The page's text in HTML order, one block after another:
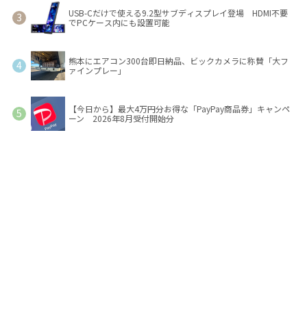
USB-Cだけで使える9.2型サブディスプレイ登場 HDMI不要
でPCケース内にも設置可能
熊本にエアコン300台即日納品、ビックカメラに称賛「大フ
ァインプレー」
【今日から】最大4万円分お得な「PayPay商品券」キャンペ
ーン 2026年8月受付開始分